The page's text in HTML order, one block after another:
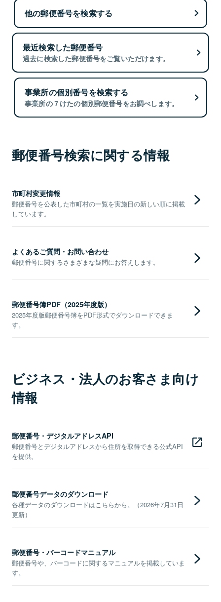
他の郵便番号を検索する
最近検索した郵便番号
過去に検索した郵便番号をご覧いただけます。
事業所の個別番号を検索する
事業所の７けたの個別郵便番号をお調べします。
郵便番号検索に関する情報
市町村変更情報
郵便番号を公表した市町村の一覧を実施日の新しい順に掲載
しています。
よくあるご質問・お問い合わせ
郵便番号に関するさまざまな疑問にお答えします。
郵便番号簿PDF（2025年度版）
2025年度版郵便番号簿をPDF形式でダウンロードできま
す。
ビジネス・法人のお客さま向け
情報
郵便番号・デジタルアドレスAPI
郵便番号とデジタルアドレスから住所を取得できる公式API
を提供。
郵便番号データのダウンロード
各種データのダウンロードはこちらから。（2026年7月31日
更新）
郵便番号・バーコードマニュアル
郵便番号や、バーコードに関するマニュアルを掲載していま
す。